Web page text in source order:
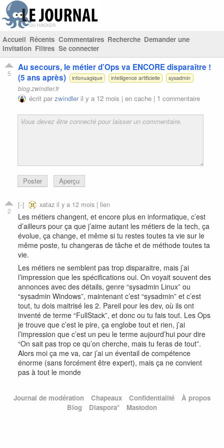
Accueil Récents Commentaires Recherche Demander une
invitation Filtres Se connecter
5
Au secours, le métier d’Ops va ENCORE disparaître !
(5 ans après)
infonuagique intelligence artificielle sysadmin
blog.zwindler.fr
écrit parzwindleril y a 12 mois | en cache | 1 commentaire
Poster Aperçu
2
xatazil y a 12 mois | lien
Les métiers changent, et encore plus en informatique, c’est
d’ailleurs pour ça que j’aime autant les métiers de la tech, ça
évolue, ça change, et même si tu restes toutes ta vie sur le
même poste, tu changeras de tâche et de méthode toutes ta
vie.
Les métiers ne semblent pas trop disparaitre, mais j’ai
l’impression que les spécifications oui. On voyait souvent des
annonces avec des détails, genre “sysadmin Linux” ou
“sysadmin Windows”, maintenant c’est “sysadmin” et c’est
tout, tu dois maitrisé les 2. Pareil pour les dev, où ils ont
inventé de terme “FullStack”, et donc ou tu fais tout. Les Ops
je trouve que c’est le pire, ça englobe tout et rien, j’ai
l’impression que c’est un peu le terme aujourd’hui pour dire
“On sait pas trop ce qu’on cherche, mais tu feras de tout”.
Alors moi ça me va, car j’ai un éventail de compétence
énorme (sans forcément être expert), mais ça ne convient
pas à tout le monde
Journal de modération Chapeaux Confidentialité
À propos
Blog
Diaspora* Mastodon